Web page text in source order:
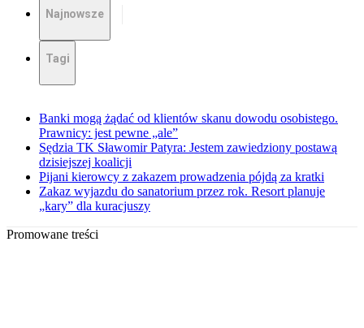
Najnowsze
Tagi
Banki mogą żądać od klientów skanu dowodu osobistego.
Prawnicy: jest pewne „ale”
Sędzia TK Sławomir Patyra: Jestem zawiedziony postawą
dzisiejszej koalicji
Pijani kierowcy z zakazem prowadzenia pójdą za kratki
Zakaz wyjazdu do sanatorium przez rok. Resort planuje
„kary” dla kuracjuszy
Promowane treści